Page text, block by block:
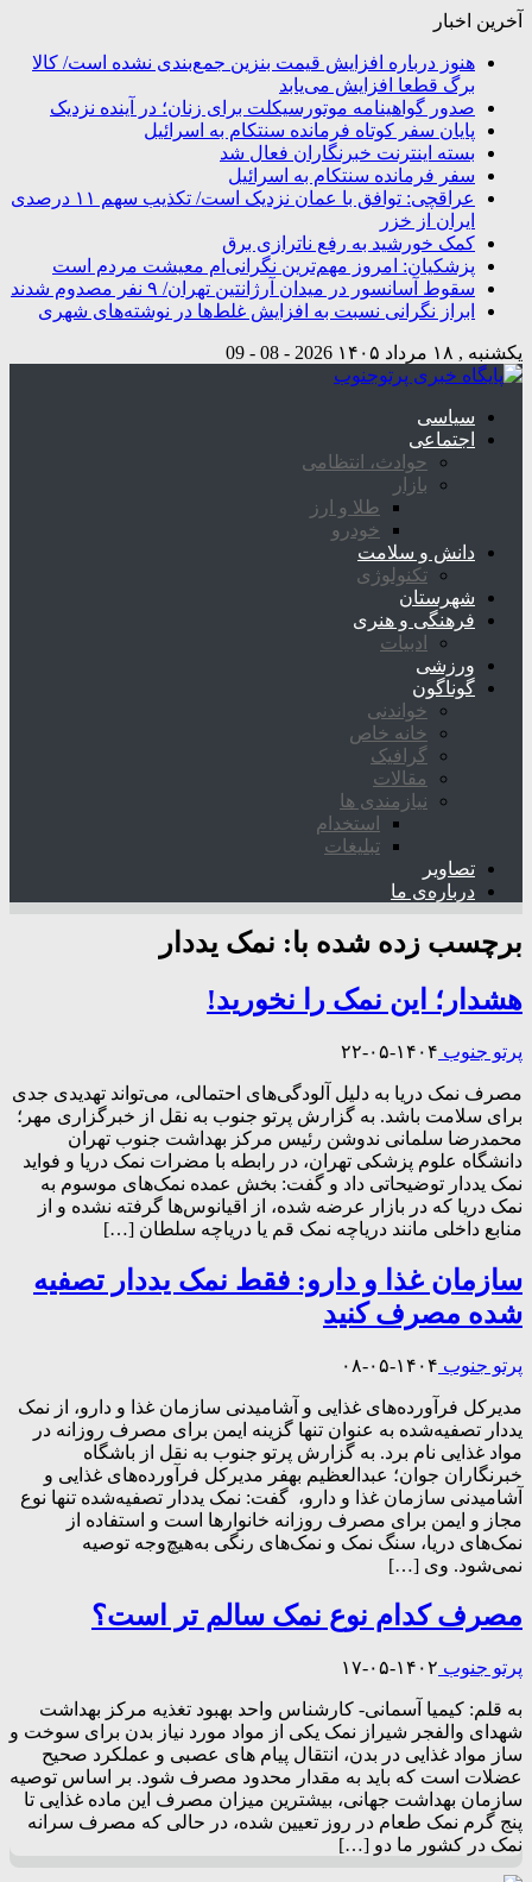
آخرین اخبار
هنوز درباره افزایش قیمت بنزین جمع‌بندی نشده است/ کالا
برگ قطعا افزایش می‌یابد
صدور گواهینامه موتورسیکلت برای زنان؛ در آینده نزدیک
پایان سفر کوتاه فرمانده سنتکام به اسرائیل
بسته اینترنت خبرنگاران فعال شد
سفر فرمانده سنتکام به اسرائیل
عراقچی: توافق با عمان نزدیک است/ تکذیب سهم ۱۱ درصدی
ایران از خزر
کمک خورشید به رفع ناترازی برق
پزشکیان: امروز مهم‌ترین نگرانی‌ام معیشت مردم است
سقوط آسانسور در میدان آرژانتین تهران/ ۹ نفر مصدوم شدند
ابراز نگرانی نسبت به افزایش غلط‌ها در نوشته‌های شهری
یکشنبه , ۱۸ مرداد ۱۴۰۵ 2026 - 08 - 09
سیاسی
اجتماعی
حوادث، انتظامی
بازار
طلا و ارز
خودرو
دانش و سلامت
تکنولوژی
شهرستان
فرهنگی و هنری
ادبیات
ورزشی
گوناگون
خواندنی
خانه خاص
گرافیک
مقالات
نیازمندی ها
استخدام
تبلیغات
تصاویر
درباره‌ی ما
برچسب زده شده با: نمک یددار
هشدار؛ این نمک‌ را نخورید!
پرتو جنوب ۱۴۰۴-۰۵-۲۲
مصرف نمک دریا به دلیل آلودگی‌های احتمالی، می‌تواند تهدیدی جدی
برای سلامت باشد. به گزارش پرتو جنوب به نقل از خبرگزاری مهر؛
محمدرضا سلمانی ندوشن رئیس مرکز بهداشت جنوب تهران
دانشگاه علوم پزشکی تهران، در رابطه با مضرات نمک دریا و فواید
نمک یددار توضیحاتی داد و گفت: بخش عمده نمک‌های موسوم به
نمک دریا که در بازار عرضه شده، از اقیانوس‌ها گرفته نشده و از
منابع داخلی مانند دریاچه نمک قم یا دریاچه سلطان […]
سازمان غذا و دارو: فقط نمک یددار تصفیه
شده مصرف کنید
پرتو جنوب ۱۴۰۴-۰۵-۰۸
مدیرکل فرآورده‌های غذایی و آشامیدنی سازمان غذا و دارو، از نمک
یددار تصفیه‌شده به عنوان تنها گزینه ایمن برای مصرف روزانه در
مواد غذایی نام برد. به گزارش پرتو جنوب به نقل از باشگاه
خبرنگاران جوان؛ عبدالعظیم بهفر مدیرکل فرآورده‌های غذایی و
آشامیدنی سازمان غذا و دارو، گفت: نمک یددار تصفیه‌شده تنها نوع
مجاز و ایمن برای مصرف روزانه خانوار‌ها است و استفاده از
نمک‌های دریا، سنگ نمک و نمک‌های رنگی به‌هیچ‌وجه توصیه
نمی‌شود. وی […]
مصرف کدام نوع نمک سالم تر است؟
پرتو جنوب ۱۴۰۲-۰۵-۱۷
به قلم: کیمیا آسمانی- کارشناس واحد بهبود تغذیه مرکز بهداشت
شهدای والفجر شیراز نمک یکی از مواد مورد نیاز بدن برای سوخت و
ساز مواد غذایی در بدن، انتقال پیام های عصبی و عملکرد صحیح
عضلات است که باید به مقدار محدود مصرف شود. بر اساس توصیه
سازمان بهداشت جهانی، بیشترین میزان مصرف این ماده غذایی تا
پنج گرم نمک طعام در روز تعیین شده، در حالی که مصرف سرانه
نمک در کشور ما دو […]